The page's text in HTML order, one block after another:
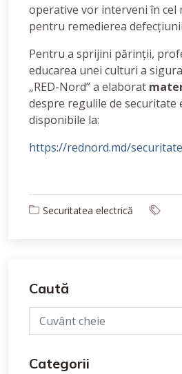
operative vor interveni în cel
pentru remedierea
Pentru a sprijini părinții,
educarea unei culturi a
„RED-Nord” a elaborat
despre regulile de securitate
disponibile la:
https://rednord.md/
Securitatea electrică
Caută
Categorii